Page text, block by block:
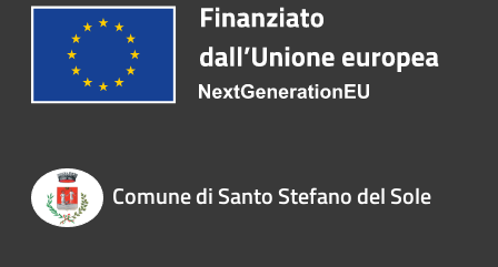
Comune di Santo Stefano del Sole